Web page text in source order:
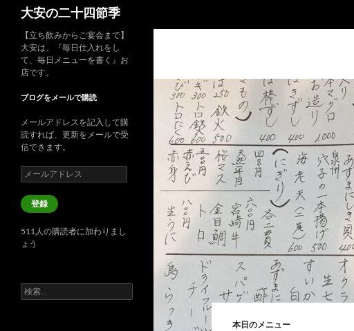
大安の二十四節季
本日のメニュー
【立ち飲みからご宴会まで】
大安は、『毎日仕入れをし
て、毎日メニューを書く』お
店です。
ブログをメールで購読
メールアドレスを記入して購
読すれば、更新をメールで受
信できます。
メ
ー
ル
ア
レ
ス
登録
511人の購読者に加わりまし
ょう
検
索: